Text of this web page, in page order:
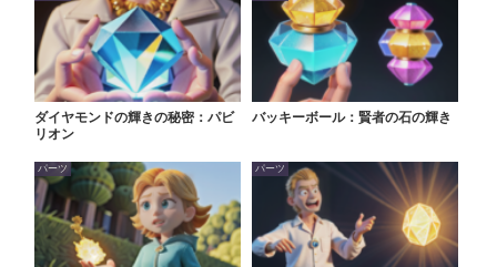
ダイヤモンドの輝きの秘密：パビ
リオン
バッキーボール：賢者の石の輝き
パーツ パーツ